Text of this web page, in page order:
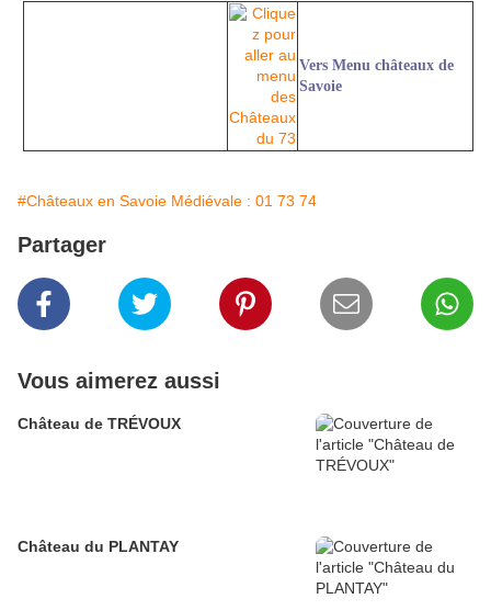
Vers Menu châteaux de
Savoie
#Châteaux en Savoie Médiévale : 01 73 74
Partager
Vous aimerez aussi
Château de TRÉVOUX
Château du PLANTAY